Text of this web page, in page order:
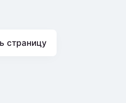
страницу